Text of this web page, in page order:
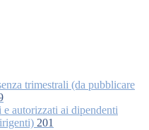
trimestrali (da pubblicare
autorizzati ai dipendenti
201